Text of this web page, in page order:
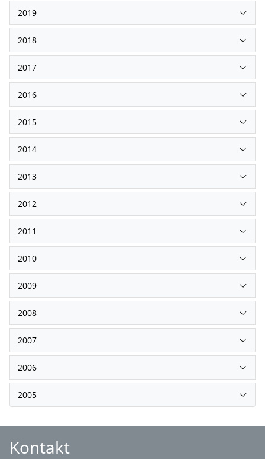
2019
2018
2017
2016
2015
2014
2013
2012
2011
2010
2009
2008
2007
2006
2005
Kontakt